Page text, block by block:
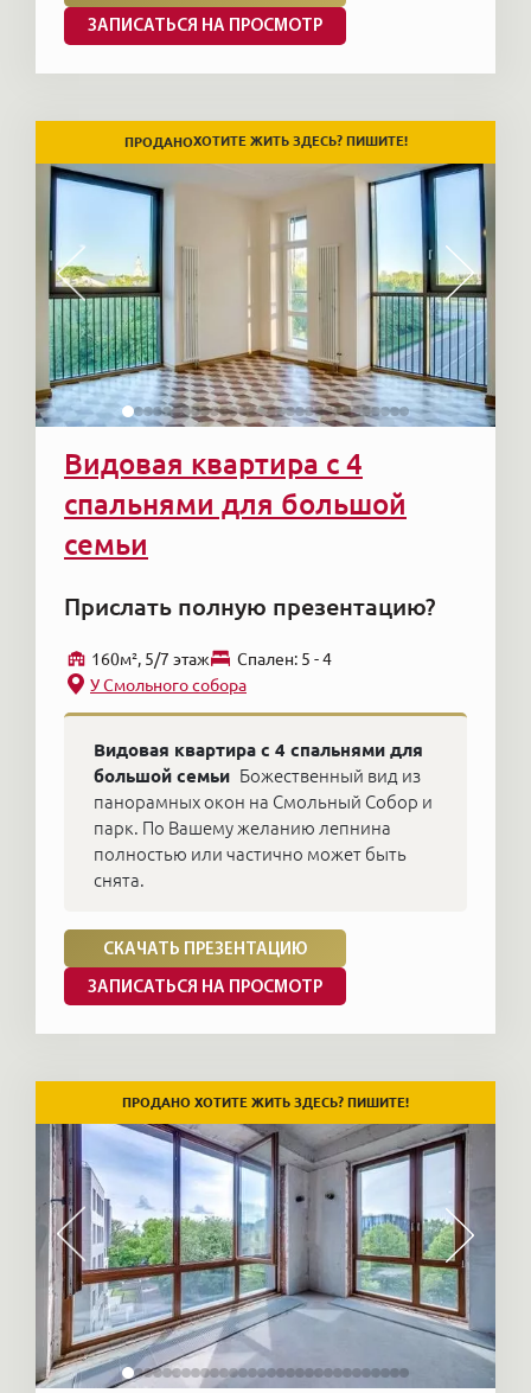
ЗАПИСАТЬСЯ НА ПРОСМОТР
ПРОДАНОХОТИТЕ ЖИТЬ ЗДЕСЬ? ПИШИТЕ!
Видовая квартира с 4
спальнями для большой
семьи
Прислать полную презентацию?
160м², 5/7 этаж
Cпален: 5 - 4
У Смольного собора
Видовая квартира с 4 спальнями для
большой семьи Божественный вид из
панорамных окон на Смольный Собор и
парк. По Вашему желанию лепнина
полностью или частично может быть
снята.
СКАЧАТЬ ПРЕЗЕНТАЦИЮ
ЗАПИСАТЬСЯ НА ПРОСМОТР
ПРОДАНО ХОТИТЕ ЖИТЬ ЗДЕСЬ? ПИШИТЕ!